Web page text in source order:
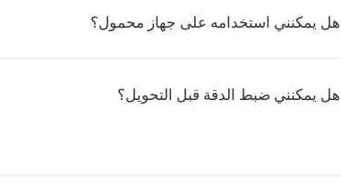
هل يمكنني استخدامه على جهاز محمول؟
هل يمكنني ضبط الدقة قبل التحويل؟